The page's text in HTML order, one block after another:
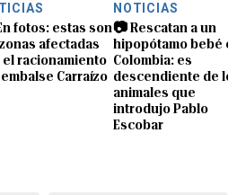
fotos: estas son
afectadas
racionamiento
Carraízo
NOTICIAS
📷 Rescatan a un
hipopótamo bebé
Colombia: es
descendiente de
animales que
introdujo Pablo
Escobar